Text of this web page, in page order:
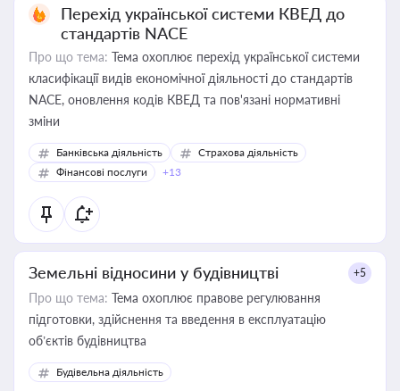
Перехід української системи КВЕД до
стандартів NACE
Про що тема: Тема охоплює перехід української системи
класифікації видів економічної діяльності до стандартів
NACE, оновлення кодів КВЕД та пов'язані нормативні
зміни
Банківська діяльність
Страхова діяльність
Фінансові послуги
+13
Земельні відносини у будівництві +5
Про що тема: Тема охоплює правове регулювання
підготовки, здійснення та введення в експлуатацію
об’єктів будівництва
Будівельна діяльність